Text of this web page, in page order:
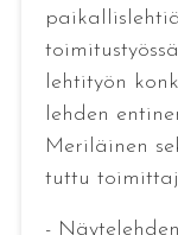
lehtityön
lehden
Meriläinen
tuttu
-